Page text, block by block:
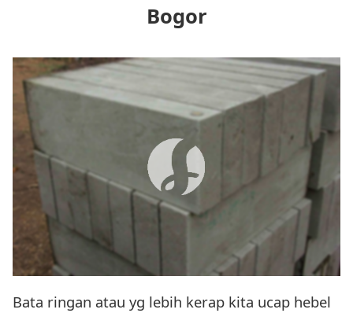
Bogor
Bata ringan atau yg lebih kerap kita ucap hebel